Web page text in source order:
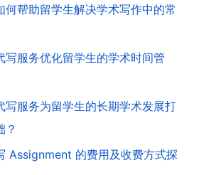
何帮助留学生解决学术写作中的常
写服务优化留学生的学术时间管
写服务为留学生的长期学术发展打
？
Assignment 的费用及收费方式探